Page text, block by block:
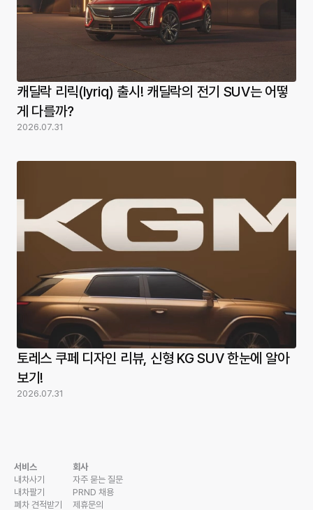
캐딜락 리릭(lyriq) 출시! 캐딜락의 전기 SUV는 어떻
게 다를까?
2026.07.31
토레스 쿠페 디자인 리뷰, 신형 KG SUV 한눈에 알아
보기!
2026.07.31
서비스
내차사기
내차팔기
폐차 견적받기
회사
자주 묻는 질문
PRND 채용
제휴문의